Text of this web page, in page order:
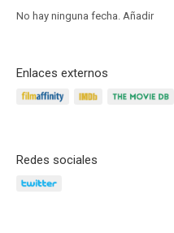
No hay ninguna fecha. Añadir
Enlaces externos
Redes sociales